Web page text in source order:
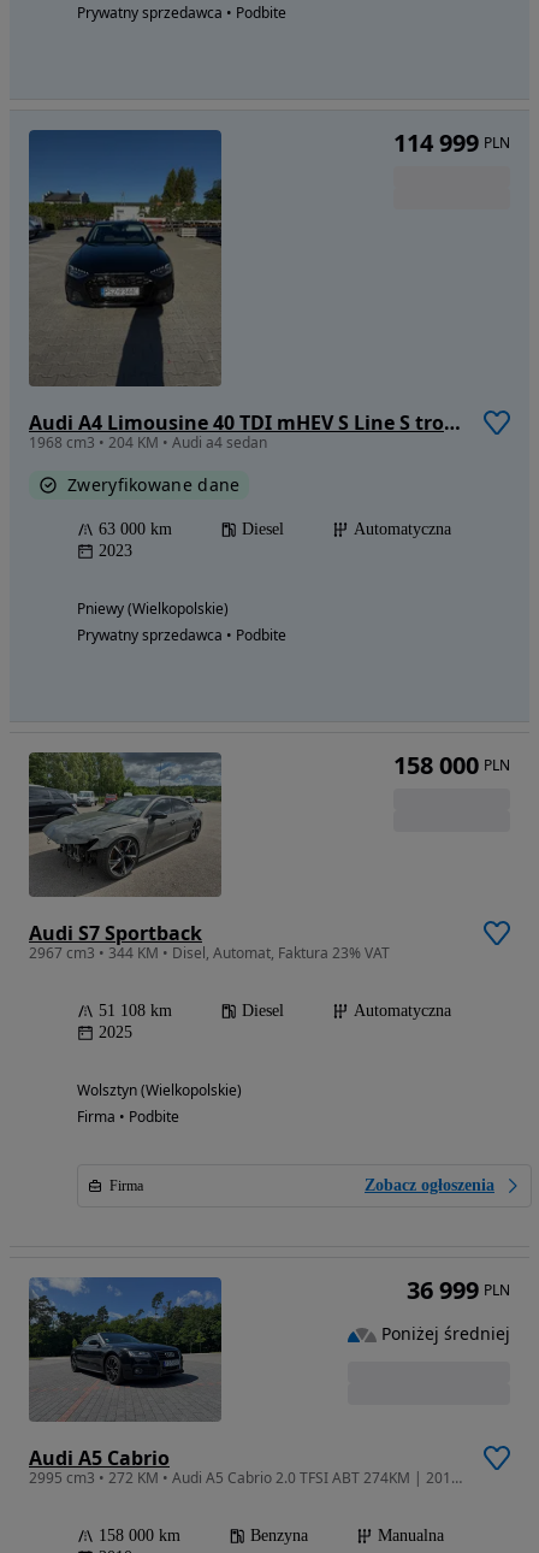
Prywatny sprzedawca • Podbite
Audi A4 Limousine 40 TDI mHEV S Line S tronic
1968 cm3 • 204 KM • Audi a4 sedan
Zweryfikowane dane
63 000 km Diesel
Automatyczna
2023
Pniewy (Wielkopolskie)
Prywatny sprzedawca • Podbite
114 999 PLN
Audi S7 Sportback
2967 cm3 • 344 KM • Disel, Automat, Faktura 23% VAT
51 108 km Diesel
Automatyczna
2025
Wolsztyn (Wielkopolskie)
Firma • Podbite
Firma Zobacz ogłoszenia
158 000 PLN
Audi A5 Cabrio
2995 cm3 • 272 KM • Audi A5 Cabrio 2.0 TFSI ABT 274KM | 2010 | Sprowadzona z Niemiec | Bez
158 000 km Benzyna
Manualna
36 999 PLN
Poniżej średniej